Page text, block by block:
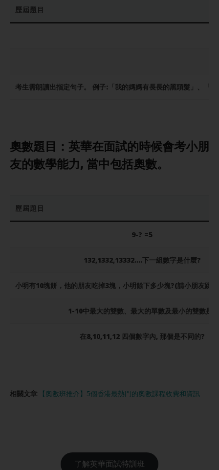
歷屆題目
考生需朗讀出指定句子。 例子:「我的媽媽有長長的黑頭髮
奧數題目： 英華在面試的時候會考小朋
友的數學能力, 當中包括奧數。
歷屆題目
9-? =5
132,1332,13332….下一組數字是什麼?
小明有10塊餅，他的朋友吃掉3塊，小明餘下多少塊?(請小朋友跳
1-10中最大的雙數、最大的單數及最小的雙數是?
在8,10,11,12 四個數字內, 那個是不同的?
相關文章: 【奧數班推介】5個香港最熱門的奧數課程收費和資訊
了解英華面試特訓班